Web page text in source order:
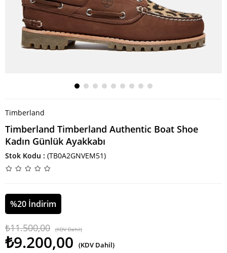
Timberland
Timberland Timberland Authentic Boat Shoe
Kadın Günlük Ayakkabı
Stok Kodu (TB0A2GNVEM51)
%20 İndirim
₺11.500,00 (KDV Dahil)
₺9.200,00 (KDV Dahil)